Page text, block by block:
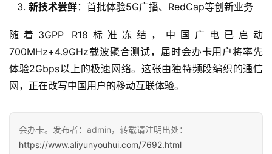
快
讯
多
页
新技术尝鲜：首批体验5G广播、RedCap等创新业务
随着3GPP R18标准冻结，中国广电已启动
700MHz+4.9GHz载波聚合测试，届时会办卡用户将率先
体验2Gbps以上的极速网络。这张由独特频段编织的通信
网，正在改写中国用户的移动互联体验。
会办卡。发布者：admin，转载请注明出处：
https://www.aliyunyouhui.com/7692.html